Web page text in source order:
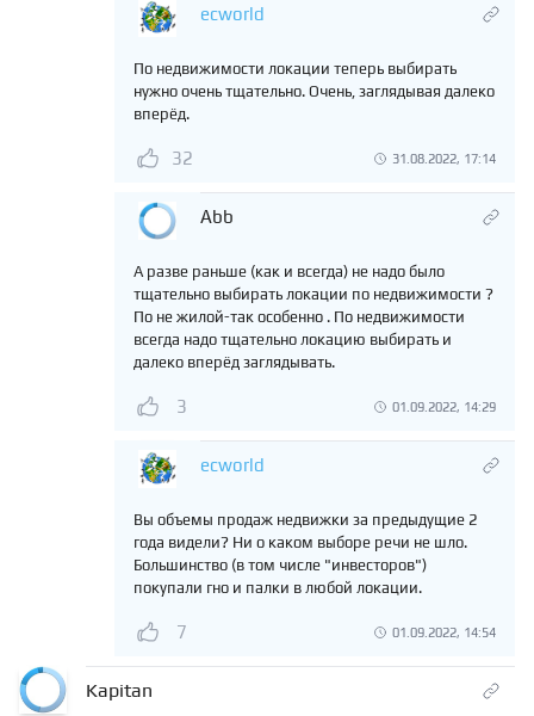
ecworld
По недвижимости локации теперь выбирать
нужно очень тщательно. Очень, заглядывая далеко
вперёд.
32 31.08.2022, 17:14
Abb
А разве раньше (как и всегда) не надо было
тщательно выбирать локации по недвижимости ?
По не жилой-так особенно . По недвижимости
всегда надо тщательно локацию выбирать и
далеко вперёд заглядывать.
3 01.09.2022, 14:29
ecworld
Вы объемы продаж недвижки за предыдущие 2
года видели? Ни о каком выборе речи не шло.
Большинство (в том числе "инвесторов")
покупали гно и палки в любой локации.
7 01.09.2022, 14:54
Kapitan